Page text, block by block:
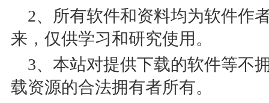
2、所有软件和资料均为软件作
来，仅供学习和研究使用。
3、本站对提供下载的软件等不
载资源的合法拥有者所有。